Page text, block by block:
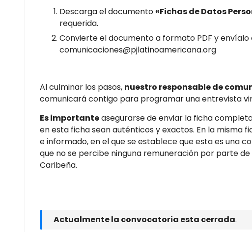
Descarga el documento «Fichas de Datos
requerida.
Convierte el documento a formato PDF y envíalo
comunicaciones@pjlatinoamericana.org
Al culminar los pasos, nuestro responsable de
comunicará contigo para programar una entrevista
Es importanteasegurarse de enviar la ficha
en esta ficha sean auténticos y exactos. En la misma
e informado, en el que se establece que esta es una
que no se percibe ninguna remuneración por parte
Caribeña.
Actualmente la convocatoria esta cerrada.